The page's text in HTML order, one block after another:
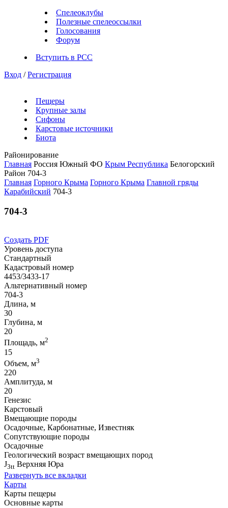
Спелеоклубы
Полезные спелеоссылки
Голосования
Форум
Вступить в РСС
Вход / Регистрация
Пещеры
Крупные залы
Сифоны
Карстовые источники
Биота
Районирование
Главная Россия Южный ФО Крым Республика Белогорский
Район 704-3
Главная Горного Крыма Горного Крыма Главной гряды
Карабийский 704-3
704-3
Создать PDF
Уровень доступа
Стандартный
Кадастровый номер
4453/3433-17
Альтернативный номер
704-3
Длина, м
30
Глубина, м
20
Площадь, м2
15
Объем, м3
220
Амплитуда, м
20
Генезис
Карстовый
Вмещающие породы
Осадочные, Карбонатные, Известняк
Сопутствующие породы
Осадочные
Геологический возраст вмещающих пород
J3tt Верхняя Юра
Развернуть все вкладки
Карты
Карты пещеры
Основные карты